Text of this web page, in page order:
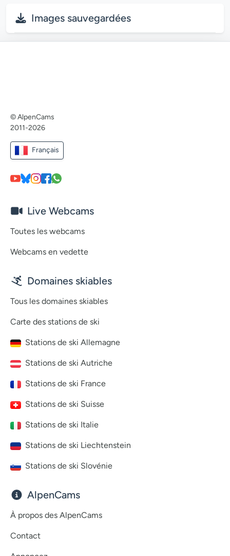
Images sauvegardées
© AlpenCams
2011-2026
Français
Live Webcams
Toutes les webcams
Webcams en vedette
Domaines skiables
Tous les domaines skiables
Carte des stations de ski
Stations de ski Allemagne
Stations de ski Autriche
Stations de ski France
Stations de ski Suisse
Stations de ski Italie
Stations de ski Liechtenstein
Stations de ski Slovénie
AlpenCams
À propos des AlpenCams
Contact